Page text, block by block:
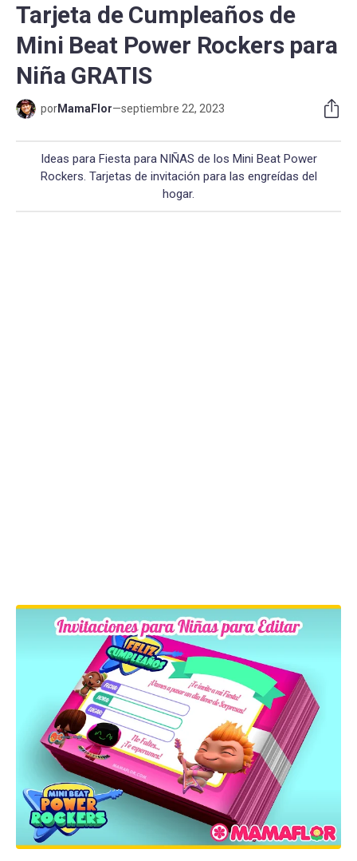
Tarjeta de Cumpleaños de
Mini Beat Power Rockers para
Niña GRATIS
porMamaFlor—septiembre 22, 2023
Ideas para Fiesta para NIÑAS de los Mini Beat Power
Rockers. Tarjetas de invitación para las engreídas del
hogar.